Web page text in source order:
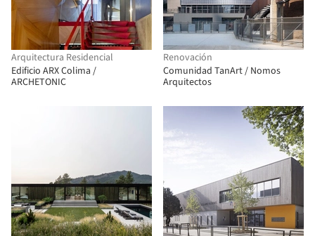
Arquitectura Residencial
Edificio ARX Colima /
ARCHETONIC
Renovación
Comunidad TanArt / Nomos
Arquitectos